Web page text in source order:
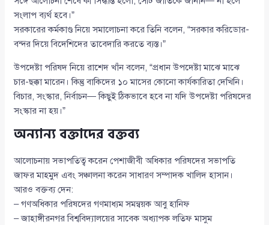
সংলাপ ব্যর্থ হবে।”
সরকারের কর্মকাণ্ড নিয়ে সমালোচনা করে তিনি বলেন, “সরকার করিডোর-
বন্দর দিয়ে বিদেশিদের তাবেদারি করতে ব্যস্ত।”
উপদেষ্টা পরিষদ নিয়ে রাশেদ খাঁন বলেন, “প্রধান উপদেষ্টা মাঝে মাঝে
চার-ছক্কা মারেন। কিন্তু বাকিদের ১০ মাসের কোনো কার্যকারিতা দেখিনি।
বিচার, সংস্কার, নির্বাচন— কিছুই ঠিকভাবে হবে না যদি উপদেষ্টা পরিষদের
সংস্কার না হয়।”
অন্যান্য বক্তাদের বক্তব্য
আলোচনায় সভাপতিত্ব করেন পেশাজীবী অধিকার পরিষদের সভাপতি
জাফর মাহমুদ এবং সঞ্চালনা করেন সাধারণ সম্পাদক খালিদ হাসান।
আরও বক্তব্য দেন:
– গণঅধিকার পরিষদের গণমাধ্যম সমন্বয়ক আবু হানিফ
– জাহাঙ্গীরনগর বিশ্ববিদ্যালয়ের সাবেক অধ্যাপক লতিফ মাসুম